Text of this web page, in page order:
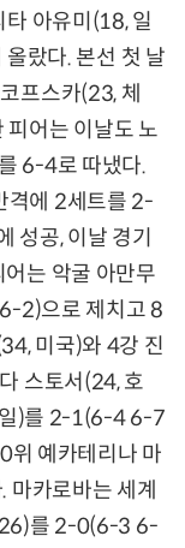
아유미(18, 일
랐다. 본선 첫 날
프스카(23, 체
피어는 이날도 노
6-4로 따냈다.
격에 2세트를 2-
성공, 이날 경기
는 악굴 아만무
2)으로 제치고 8
미국)와 4강 진
스토서(24, 호
일)를 2-1(6-4 6-7
위 예카테리나 마
카로바는 세계
를 2-0(6-3 6-